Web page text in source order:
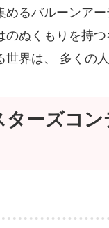
めるバルーンア
のぬくもりを持
世界は、 多くの
ターズコ